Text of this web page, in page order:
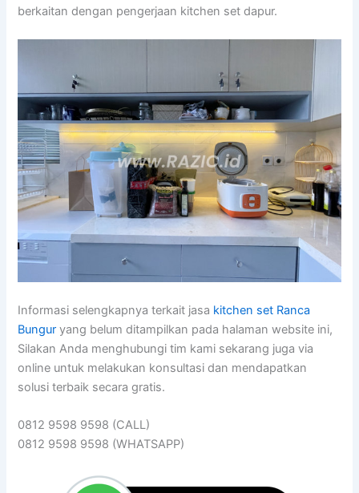
berkaitan dengan pengerjaan kitchen set dapur.
Informasi selengkapnya terkait jasa kitchen set Ranca
Bungur yang belum ditampilkan pada halaman website ini,
Silakan Anda menghubungi tim kami sekarang juga via
online untuk melakukan konsultasi dan mendapatkan
solusi terbaik secara gratis.
0812 9598 9598 (CALL)
0812 9598 9598 (WHATSAPP)